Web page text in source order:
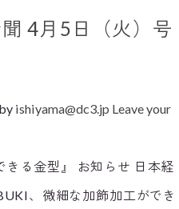
4月5日（火）号
ishiyama@dc3.jp Leave your
きる金型』 お知らせ 日本経
、微細な加飾加工ができ